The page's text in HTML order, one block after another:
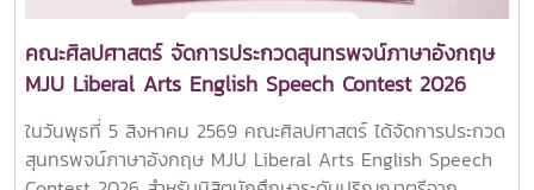
คณะศิลปศาสตร์ จัดการประกวดสุนทรพจน์ภาษาอังกฤษ
MJU Liberal Arts English Speech Contest 2026
ในวันพุธที่ 5 สิงหาคม 2569 คณะศิลปศาสตร์ ได้จัดการประกวด
สุนทรพจน์ภาษาอังกฤษ MJU Liberal Arts English Speech